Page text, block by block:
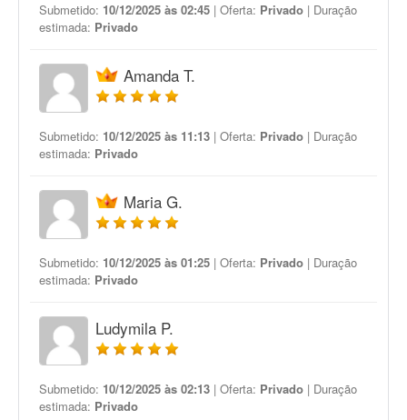
Submetido: 10/12/2025 às 02:45 | Oferta: Privado | Duração
estimada: Privado
Amanda T.
Submetido: 10/12/2025 às 11:13 | Oferta: Privado | Duração
estimada: Privado
Maria G.
Submetido: 10/12/2025 às 01:25 | Oferta: Privado | Duração
estimada: Privado
Ludymila P.
Submetido: 10/12/2025 às 02:13 | Oferta: Privado | Duração
estimada: Privado